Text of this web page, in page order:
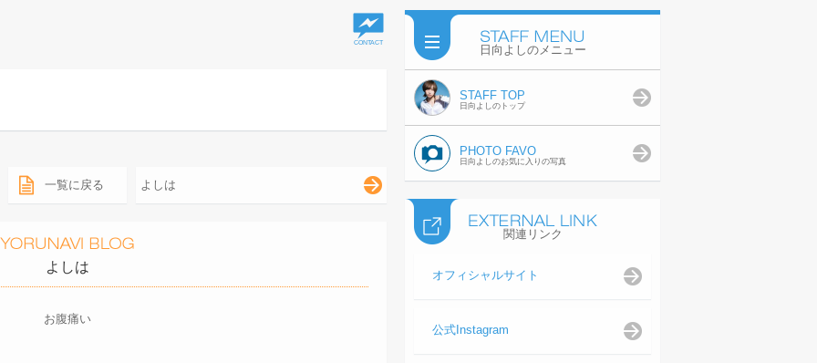
一覧に戻る よしは
よしは
お腹痛い
日向よしのメニュー
STAFF TOP
日向よしのトップ
PHOTO FAVO
日向よしのお気に入りの写真
関連リンク
オフィシャルサイト
公式Instagram